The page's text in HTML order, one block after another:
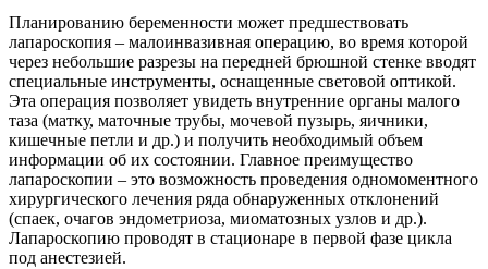
Планированию беременности может предшествовать
лапароскопия – малоинвазивная операцию, во время которой
через небольшие разрезы на передней брюшной стенке вводят
специальные инструменты, оснащенные световой оптикой.
Эта операция позволяет увидеть внутренние органы малого
таза (матку, маточные трубы, мочевой пузырь, яичники,
кишечные петли и др.) и получить необходимый объем
информации об их состоянии. Главное преимущество
лапароскопии – это возможность проведения одномоментного
хирургического лечения ряда обнаруженных отклонений
(спаек, очагов эндометриоза, миоматозных узлов и др.).
Лапароскопию проводят в стационаре в первой фазе цикла
под анестезией.